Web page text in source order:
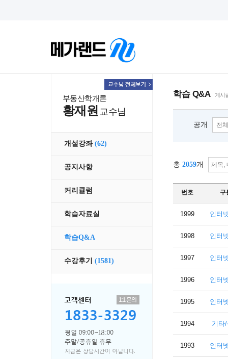
부동산학개론
황재원 교수님
개설강좌 (62)
공지사항
커리큘럼
학습자료실
학습Q&A
수강후기 (1581)
학습 Q&A 게시
공개
총 2059개
번호 구
1999 인터
1998 인터
1997 인터
1996 인터
1995 인터
1994 기타
1993 인터